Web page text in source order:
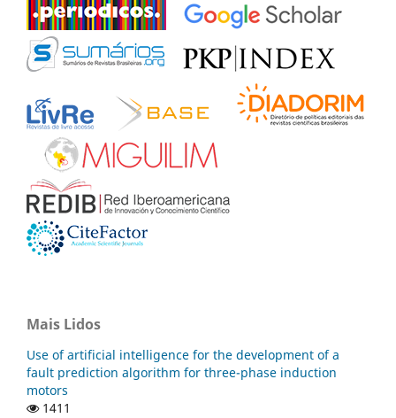
Mais Lidos
Use of artificial intelligence for the development of a
fault prediction algorithm for three-phase induction
motors
1411